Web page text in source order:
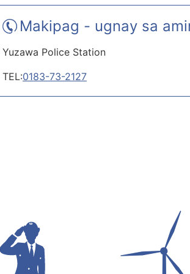
Makipag - ugnay sa
Yuzawa Police Station
TEL:0183-73-2127